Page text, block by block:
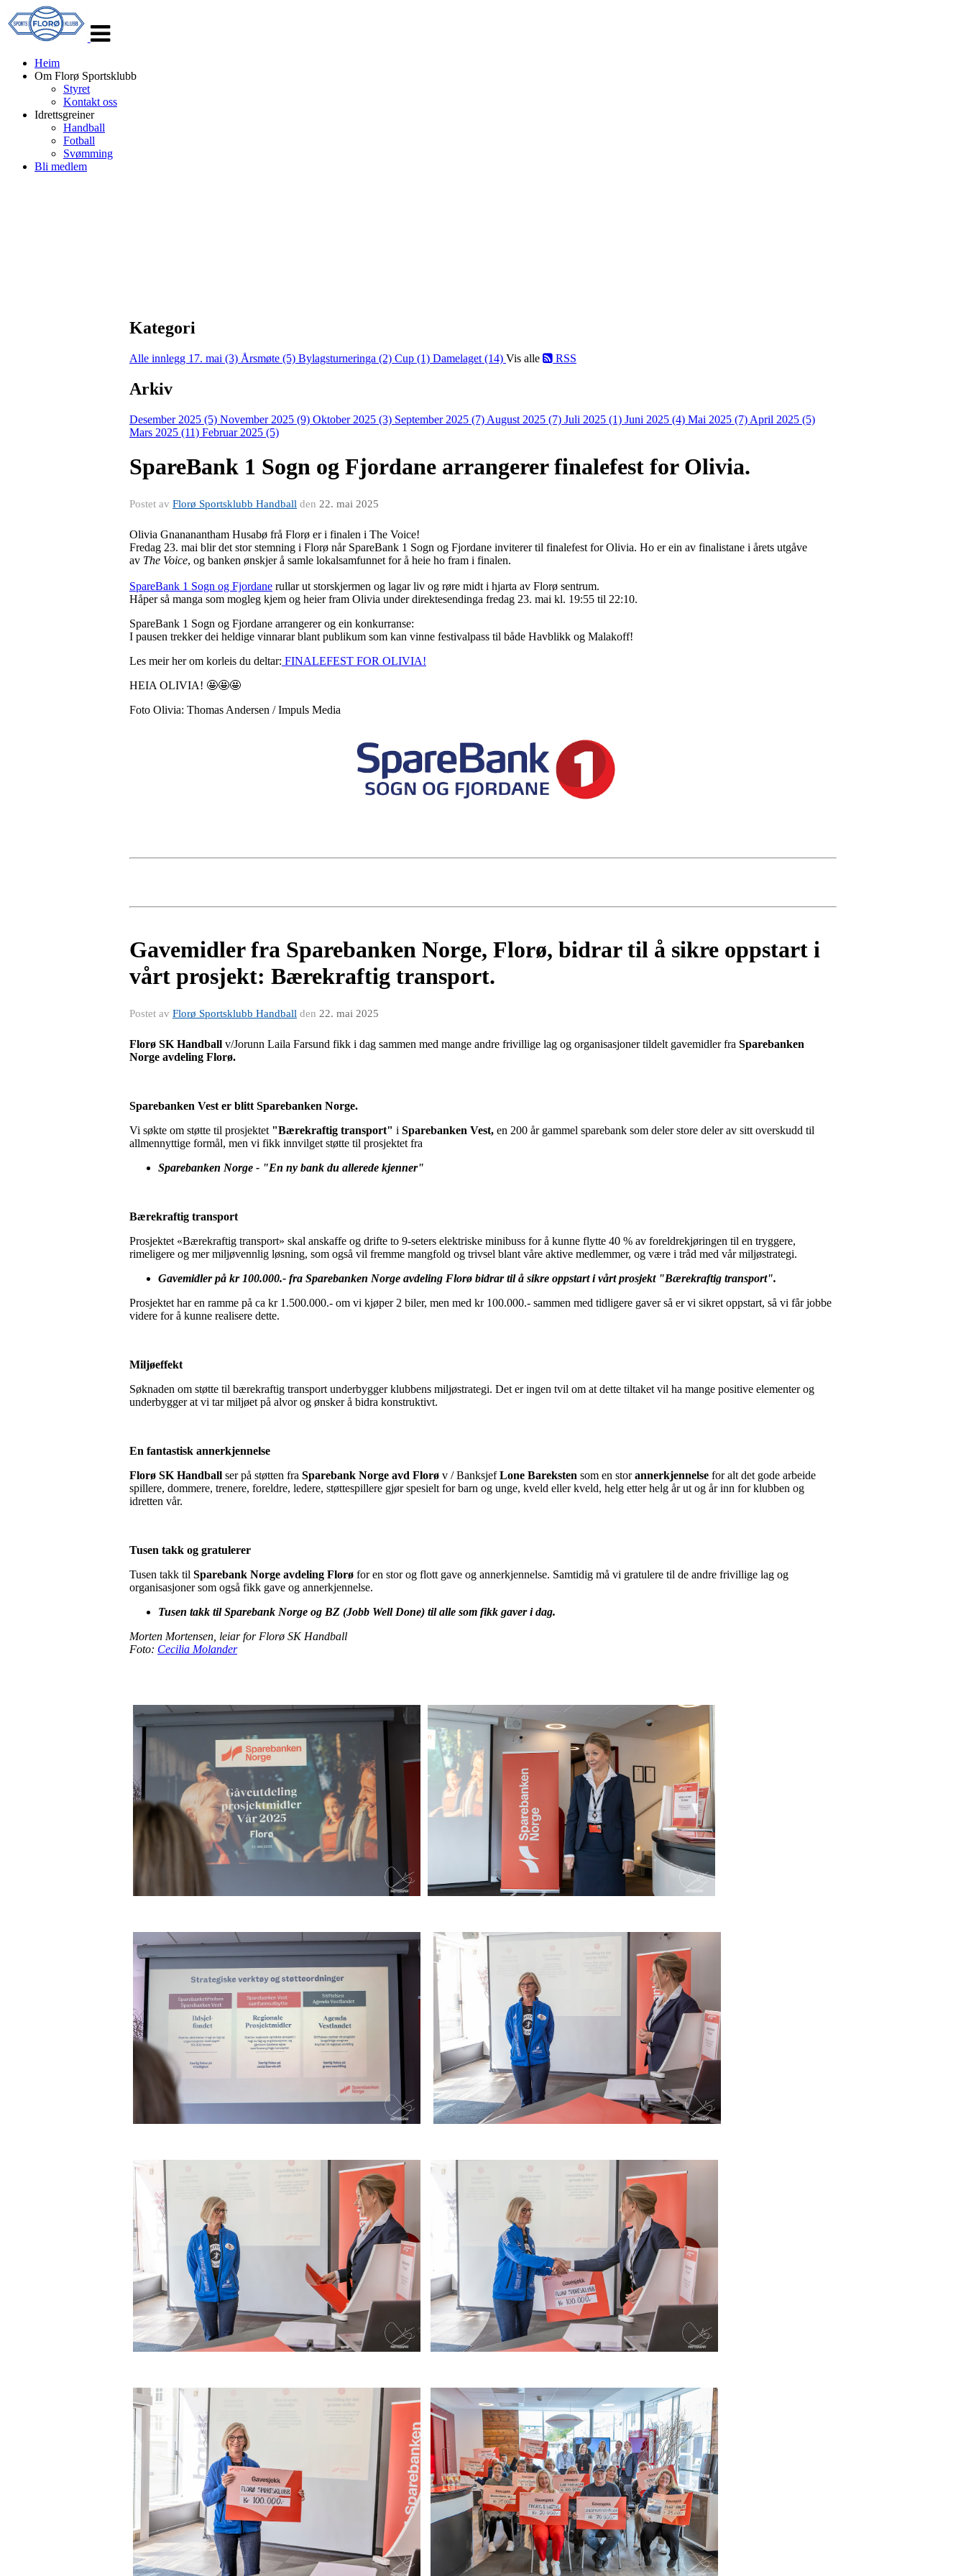
navigasjon
Heim
Om Florø Sportsklubb
Styret
Kontakt oss
Idrettsgreiner
Handball
Fotball
Svømming
Bli medlem
Kategori
Alle innlegg 17. mai (3) Årsmøte (5) Bylagsturneringa (2) Cup (1) Damelaget (14) Vis alle RSS
Arkiv
Desember 2025 (5) November 2025 (9) Oktober 2025 (3) September 2025 (7) August 2025 (7) Juli 2025 (1) Juni 2025 (4) Mai 2025 (7) April 2025 (5)
Mars 2025 (11) Februar 2025 (5)
SpareBank 1 Sogn og Fjordane arrangerer finalefest for Olivia.
Postet av Florø Sportsklubb Handball den 22. mai 2025
Olivia Gnananantham Husabø frå Florø er i finalen i The Voice!
Fredag 23. mai blir det stor stemning i Florø når SpareBank 1 Sogn og Fjordane inviterer til finalefest for Olivia. Ho er ein av finalistane i årets utgåve
av The Voice, og banken ønskjer å samle lokalsamfunnet for å heie ho fram i finalen.
SpareBank 1 Sogn og Fjordane rullar ut storskjermen og lagar liv og røre midt i hjarta av Florø sentrum.
Håper så manga som mogleg kjem og heier fram Olivia under direktesendinga fredag 23. mai kl. 19:55 til 22:10.
SpareBank 1 Sogn og Fjordane arrangerer og ein konkurranse:
I pausen trekker dei heldige vinnarar blant publikum som kan vinne festivalpass til både Havblikk og Malakoff!
Les meir her om korleis du deltar: FINALEFEST FOR OLIVIA!
HEIA OLIVIA! 🤩🤩🤩
Foto Olivia: Thomas Andersen / Impuls Media
Gavemidler fra Sparebanken Norge, Florø, bidrar til å sikre oppstart i
vårt prosjekt: Bærekraftig transport.
Postet av Florø Sportsklubb Handball den 22. mai 2025
Florø SK Handball v/Jorunn Laila Farsund fikk i dag sammen med mange andre frivillige lag og organisasjoner tildelt gavemidler fra Sparebanken
Norge avdeling Florø.
Sparebanken Vest er blitt Sparebanken Norge.
Vi søkte om støtte til prosjektet "Bærekraftig transport" i Sparebanken Vest, en 200 år gammel sparebank som deler store deler av sitt overskudd til
allmennyttige formål, men vi fikk innvilget støtte til prosjektet fra
Sparebanken Norge - "En ny bank du allerede kjenner"
Bærekraftig transport
Prosjektet «Bærekraftig transport» skal anskaffe og drifte to 9-seters elektriske minibuss for å kunne flytte 40 % av foreldrekjøringen til en tryggere,
rimeligere og mer miljøvennlig løsning, som også vil fremme mangfold og trivsel blant våre aktive medlemmer, og være i tråd med vår miljøstrategi.
Gavemidler på kr 100.000.- fra Sparebanken Norge avdeling Florø bidrar til å sikre oppstart i vårt prosjekt "Bærekraftig transport".
Prosjektet har en ramme på ca kr 1.500.000.- om vi kjøper 2 biler, men med kr 100.000.- sammen med tidligere gaver så er vi sikret oppstart, så vi får jobbe
videre for å kunne realisere dette.
Miljøeffekt
Søknaden om støtte til bærekraftig transport underbygger klubbens miljøstrategi. Det er ingen tvil om at dette tiltaket vil ha mange positive elementer og
underbygger at vi tar miljøet på alvor og ønsker å bidra konstruktivt.
En fantastisk annerkjennelse
Florø SK Handball ser på støtten fra Sparebank Norge avd Florø v / BanksjefLone Bareksten som en storannerkjennelse for alt det gode arbeide
spillere, dommere, trenere, foreldre, ledere, støttespillere gjør spesielt for barn og unge, kveld eller kveld, helg etter helg år ut og år inn for klubben og
idretten vår.
Tusen takk og gratulerer
Tusen takk til Sparebank Norge avdeling Florø for en stor og flott gave og annerkjennelse. Samtidig må vi gratulere til de andre frivillige lag og
organisasjoner som også fikk gave og annerkjennelse.
Tusen takk til Sparebank Norge og BZ (Jobb Well Done) til alle som fikk gaver i dag.
Morten Mortensen, leiar for Florø SK Handball
Foto: Cecilia Molander